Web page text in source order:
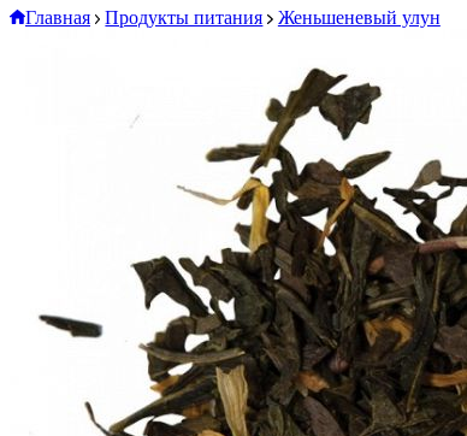
Главная Продукты питания Женьшеневый улун